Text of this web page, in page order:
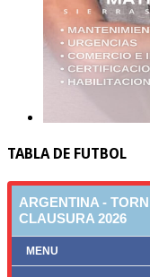
TABLA DE FUTBOL